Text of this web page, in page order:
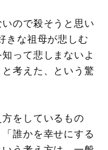
ので殺そうと思い
きな祖母が悲しむ
って悲しまないよ
考えた、という驚
をしているもの
誰かを幸せにする